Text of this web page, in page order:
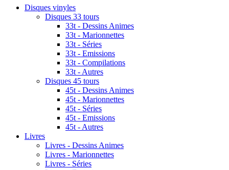
Disques vinyles
Disques 33 tours
33t - Dessins Animes
33t - Marionnettes
33t - Séries
33t - Emissions
33t - Compilations
33t - Autres
Disques 45 tours
45t - Dessins Animes
45t - Marionnettes
45t - Séries
45t - Emissions
45t - Autres
Livres
Livres - Dessins Animes
Livres - Marionnettes
Livres - Séries